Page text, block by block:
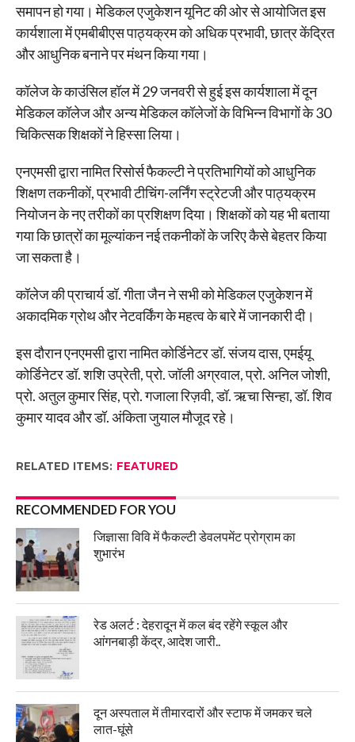
समापन हो गया। मेडिकल एजुकेशन यूनिट की ओर से आयोजित इस
कार्यशाला में एमबीबीएस पाठ्यक्रम को अधिक प्रभावी, छात्र केंद्रित
और आधुनिक बनाने पर मंथन किया गया।
कॉलेज के काउंसिल हॉल में 29 जनवरी से हुई इस कार्यशाला में दून
मेडिकल कॉलेज और अन्य मेडिकल कॉलेजों के विभिन्न विभागों के 30
चिकित्सक शिक्षकों ने हिस्सा लिया।
एनएमसी द्वारा नामित रिसोर्स फैकल्टी ने प्रतिभागियों को आधुनिक
शिक्षण तकनीकों, प्रभावी टीचिंग-लर्निंग स्ट्रेटजी और पाठ्यक्रम
नियोजन के नए तरीकों का प्रशिक्षण दिया। शिक्षकों को यह भी बताया
गया कि छात्रों का मूल्यांकन नई तकनीकों के जरिए कैसे बेहतर किया
जा सकता है।
कॉलेज की प्राचार्य डॉ. गीता जैन ने सभी को मेडिकल एजुकेशन में
अकादमिक ग्रोथ और नेटवर्किंग के महत्व के बारे में जानकारी दी।
इस दौरान एनएमसी द्वारा नामित कोर्डिनेटर डॉ. संजय दास, एमईयू
कोर्डिनेटर डॉ. शशि उप्रेती, प्रो. जॉली अग्रवाल, प्रो. अनिल जोशी,
प्रो. अतुल कुमार सिंह, प्रो. गजाला रिज़वी, डॉ. ऋचा सिन्हा, डॉ. शिव
कुमार यादव और डॉ. अंकिता जुयाल मौजूद रहे।
RELATED ITEMS: FEATURED
RECOMMENDED FOR YOU
जिज्ञासा विवि में फैकल्टी डेवलपमेंट प्रोग्राम का
शुभारंभ
रेड अलर्ट : देहरादून में कल बंद रहेंगे स्कूल और
आंगनबाड़ी केंद्र, आदेश जारी..
दून अस्पताल में तीमारदारों और स्टाफ में जमकर चले
लात-घूंसे